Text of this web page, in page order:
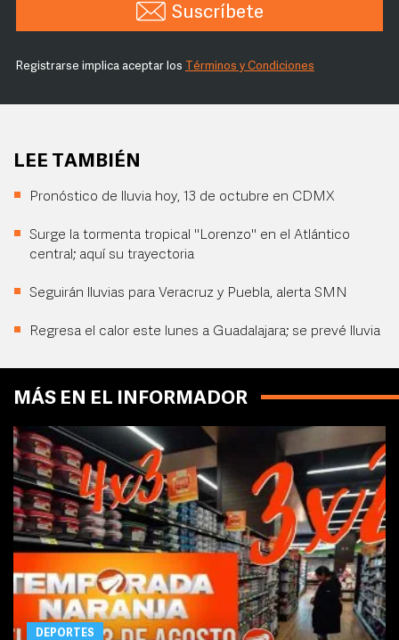
Suscríbete
Registrarse implica aceptar los Términos y Condiciones
LEE TAMBIÉN
Pronóstico de lluvia hoy, 13 de octubre en CDMX
Surge la tormenta tropical "Lorenzo" en el Atlántico
central; aquí su trayectoria
Seguirán lluvias para Veracruz y Puebla, alerta SMN
Regresa el calor este lunes a Guadalajara; se prevé lluvia
MÁS EN EL INFORMADOR
DEPORTES